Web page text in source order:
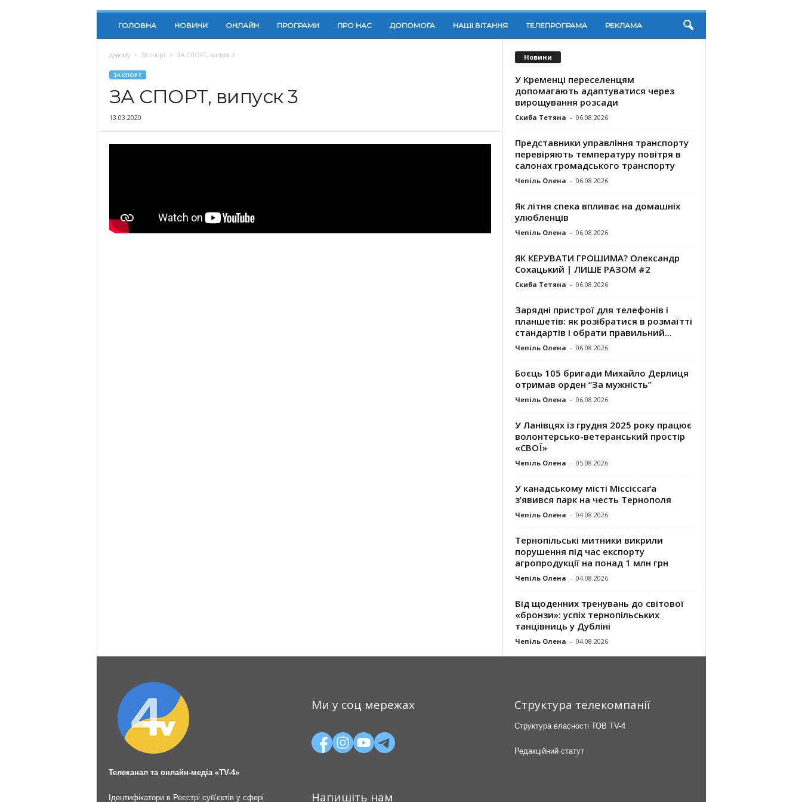
ГОЛОВНА НОВИНИ ОНЛАЙН ПРОГРАМИ ПРО НАС ДОПОМОГА НАШІ ВІТАННЯ ТЕЛЕПРОГРАМА РЕКЛАМА
додому За спорт ЗА СПОРТ, випуск 3
ЗА СПОРТ
ЗА СПОРТ, випуск 3
13.03.2020
Новини
У Кременці переселенцям
допомагають адаптуватися через
вирощування розсади
Скиба Тетяна - 06.08.2026
Представники управління транспорту
перевіряють температуру повітря в
салонах громадського транспорту
Чепіль Олена - 06.08.2026
Як літня спека впливає на домашніх
улюбленців
Чепіль Олена - 06.08.2026
ЯК КЕРУВАТИ ГРОШИМА? Олександр
Сохацький | ЛИШЕ РАЗОМ #2
Скиба Тетяна - 06.08.2026
Зарядні пристрої для телефонів і
планшетів: як розібратися в розмаїтті
стандартів і обрати правильний...
Чепіль Олена - 06.08.2026
Боєць 105 бригади Михайло Дерлиця
отримав орден “За мужність”
Чепіль Олена - 06.08.2026
У Ланівцях із грудня 2025 року працює
волонтерсько-ветеранський простір
«СВОЇ»
Чепіль Олена - 05.08.2026
У канадському місті Міссіссаґа
з’явився парк на честь Тернополя
Чепіль Олена - 04.08.2026
Тернопільські митники викрили
порушення під час експорту
агропродукції на понад 1 млн грн
Чепіль Олена - 04.08.2026
Від щоденних тренувань до світової
«бронзи»: успіх тернопільських
танцівниць у Дубліні
Чепіль Олена - 04.08.2026
Телеканал та онлайн-медіа «TV-4»
Ідентифікатори в Реєстрі суб’єктів у сфері
Ми у соц мережах
Напишіть нам
Структура телекомпанії
Структура власності ТОВ TV-4
Редакційний статут